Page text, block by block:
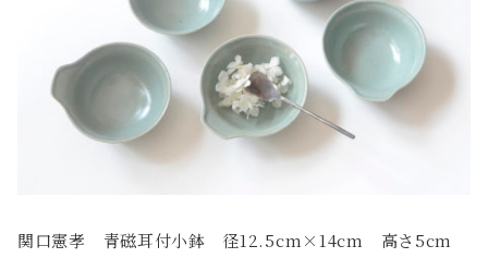
関口憲孝 青磁耳付小鉢 径12.5cm×14cm 高さ5cm